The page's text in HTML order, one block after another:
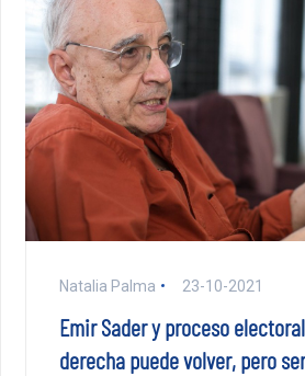
Natalia Palma 23-10-2021
Emir Sader y proceso
derecha puede volver, pero